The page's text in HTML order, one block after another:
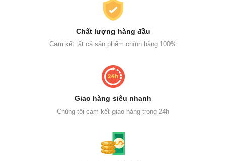
Chất lượng hàng đầu
Cam kết tất cả sản phẩm chính hãng 100%
Giao hàng siêu nhanh
Chúng tôi cam kết giao hàng trong 24h